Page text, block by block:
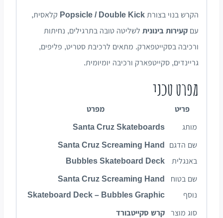
הקרש בנוי בצורת Popsicle / Double Kick קלאסית,
עם קעירות בינונית לשליטה טובה בתרגילים, נחיתות
ורכיבה בסקייטפארק. מתאים לרכיבת סטריט, פליפים,
גריינדים, סקייטפארק ורכיבה יומיומית.
מפרט טכני
פריט מפרט
מותג Santa Cruz Skateboards
שם הדגם
באנגלית
Santa Cruz Screaming Hand
Bubbles Skateboard Deck
שם בטוח
נוסף
Santa Cruz Screaming Hand
Skateboard Deck – Bubbles Graphic
סוג מוצר קרש סקייטבורד